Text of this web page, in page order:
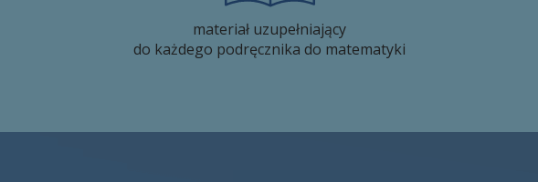
materiał uzupełniający
do każdego podręcznika do matematyki